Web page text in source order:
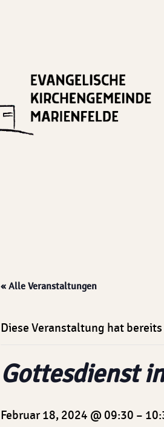
« Alle Veranstaltungen
Diese Veranstaltung hat
Gottesdienst
Februar 18, 2024 @ 09:30 –